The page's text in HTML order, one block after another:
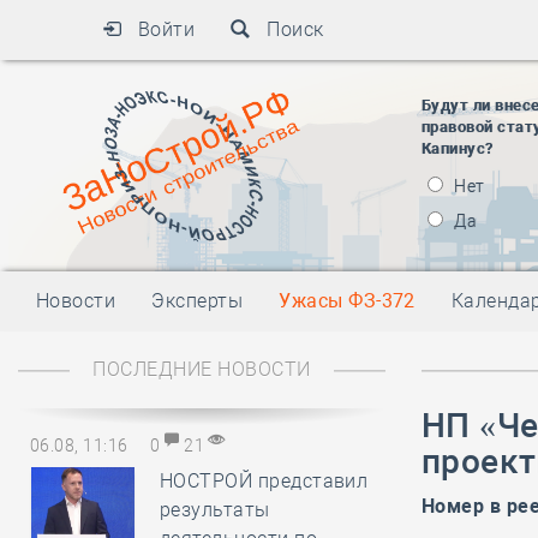
Войти Поиск
Будут ли
правовой
Капинус?
Нет
Да
Новости Эксперты Ужасы ФЗ-372
ПОСЛЕДНИЕ НОВОСТИ
06.08, 11:16 0 21
НОСТРОЙ представил
результаты
НП
Номер в